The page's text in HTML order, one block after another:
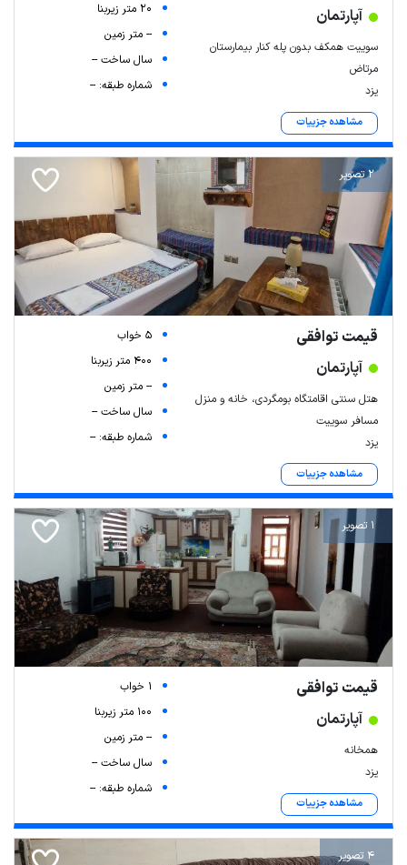
آپارتمان
سوییت همکف بدون پله کنار بیمارستان
مرتاض
یزد
مشاهده جزییات
20 متر زیربنا
-- متر زمین
سال ساخت --
شماره طبقه: --
2 تصویر
قیمت توافقی
آپارتمان
هتل سنتی اقامتگاه بومگردی، خانه و منزل
مسافر سوییت
یزد
مشاهده جزییات
5 خواب
400 متر زیربنا
-- متر زمین
سال ساخت --
شماره طبقه: --
1 تصویر
قیمت توافقی
آپارتمان
همخانه
یزد
مشاهده جزییات
1 خواب
100 متر زیربنا
-- متر زمین
سال ساخت --
شماره طبقه: --
4 تصویر